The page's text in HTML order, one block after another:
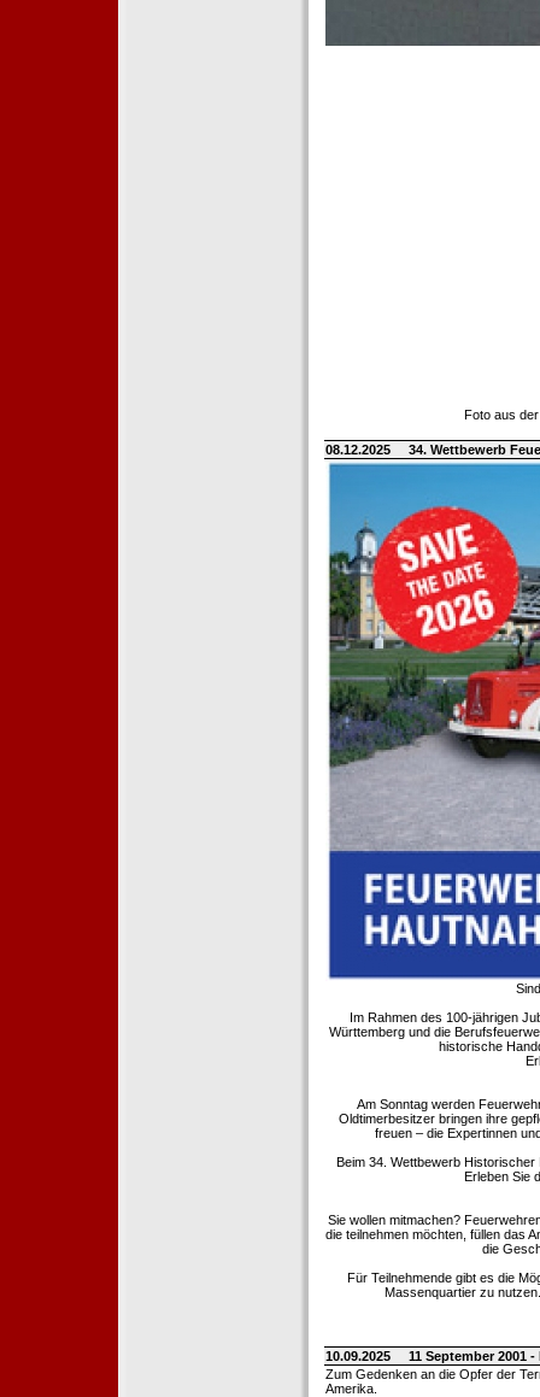
Foto aus
08.12.2025 34. Wettbewerb
Im Rahmen des 100-jährigen
Württemberg und die
historische
Am Sonntag werden
Oldtimerbesitzer bringen ihre
freuen – die Expertinnen
Beim 34. Wettbewerb
Erleben Sie
Sie wollen mitmachen?
die teilnehmen möchten, füllen das
die
Für Teilnehmende gibt es die
Massenquartier zu
10.09.2025
11 September 2001
Zum Gedenken an die Opfer der
Amerika.